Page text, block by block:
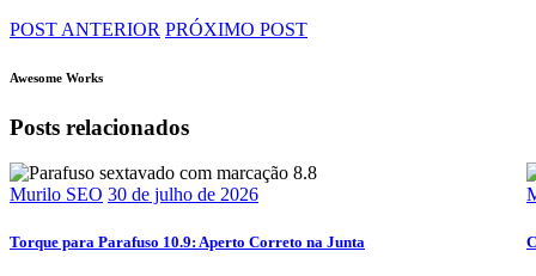
POST ANTERIOR PRÓXIMO POST
Awesome Works
Posts relacionados
Murilo SEO 30 de julho de 2026
Torque para Parafuso 10.9: Aperto Correto na Junta